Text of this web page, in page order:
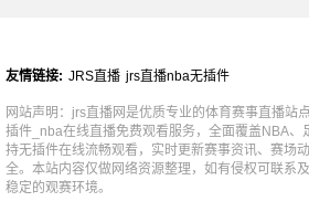
友情链接: JRS直播 jrs直播nba无插件
网站声明：jrs直播网是优质专业的体育赛事直播站
插件_nba在线直播免费观看服务，全面覆盖NBA、
持无插件在线流畅观看，实时更新赛事资讯、赛场
全。本站内容仅做网络资源整理，如有侵权可联系
稳定的观赛环境。